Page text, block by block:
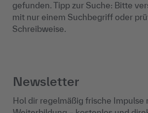
gefunden. Tipp zur Suche: Bitte
mit nur einem Suchbegriff oder
Schreibweise.
Newsletter
Hol dir regelmäßig frische Impulse